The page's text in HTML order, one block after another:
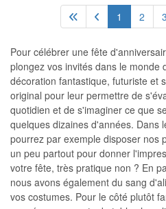
1 2 3
Pour célébrer une fête
plongez vos invités dans le monde
décoration fantastique, futuriste et
original pour leur permettre de
quotidien et de s'imaginer ce que
quelques dizaines d'années. Dans
pourrez par exemple disposer nos
un peu partout pour donner
votre fête, très pratique non ? En
nous avons également du sang
vos costumes. Pour le côté plutôt